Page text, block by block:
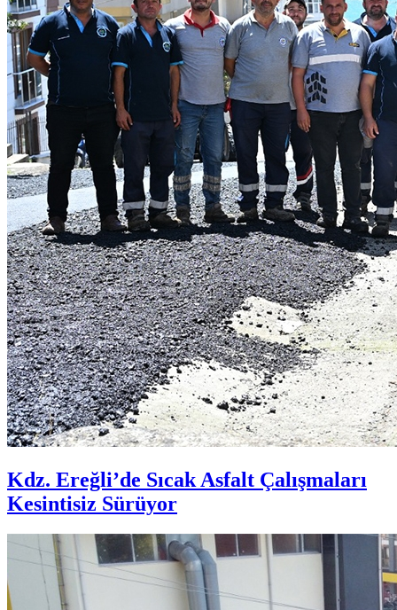
Kdz. Ereğli’de Sıcak Asfalt Çalışmaları
Kesintisiz Sürüyor